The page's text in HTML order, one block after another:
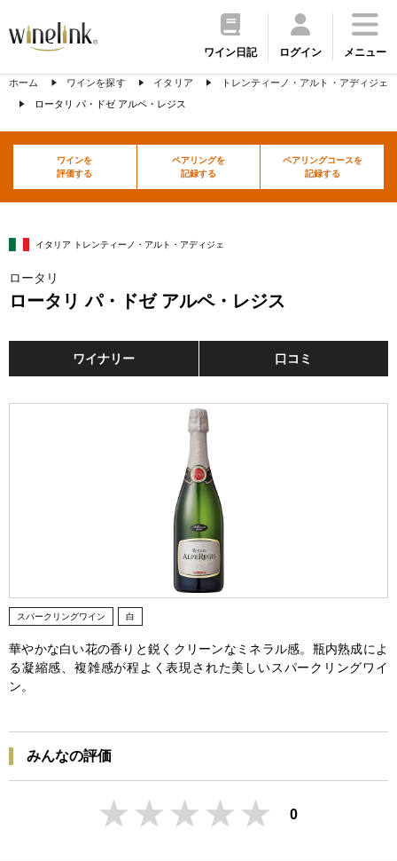
ワイン日記 ログイン メニュー
ホーム ワインを探す イタリア
トレンティーノ・アルト・アディジェ
ロータリ パ・ドゼ アルペ・レジス
ワインを
評価する
ペアリングを
記録する
ペアリングコースを
記録する
イタリア トレンティーノ・アルト・アディジェ
ロータリ
ロータリ パ・ドゼ アルペ・レジス
ワイナリー 口コミ
スパークリングワイン 白
華やかな白い花の香りと鋭くクリーンなミネラル感。瓶内熟成によ
る凝縮感、複雑感が程よく表現された美しいスパークリングワイ
ン。
みんなの評価
0